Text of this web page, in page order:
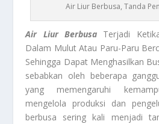
Air Liur Berbusa, Tanda
Air Liur Berbusa Terjadi
Dalam Mulut Atau Paru-Paru
Sehingga Dapat Menghasilkan
sebabkan oleh beberapa
yang memengaruhi
mengelola produksi dan
berbusa sering kali menjadi